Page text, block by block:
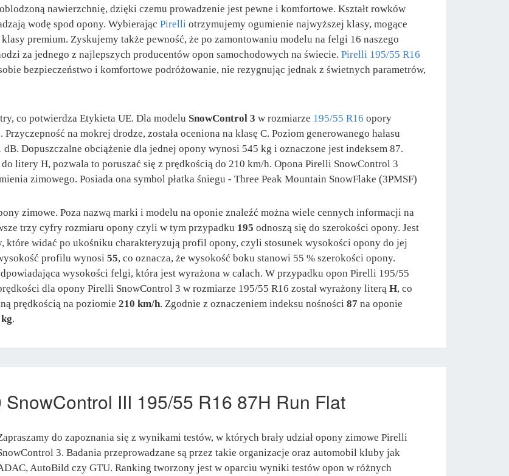
nawierzchnię, dzięki czemu prowadzenie jest pewne i komfortowe. Kształt rowków
wodę spod opony. Wybierając Pirelli otrzymujemy ogumienie najwyższej klasy, mogące
premium. Zyskujemy także pewność, że po zamontowaniu modelu na felgi 16 naszego
za jednego z najlepszych producentów opon samochodowych na świecie. Pirelli 195/55 R16
bezpieczeństwo i komfortowe podróżowanie, nie rezygnując jednak z świetnych parametrów,
co potwierdza Etykieta UE. Dla modelu SnowControl 3 w rozmiarze 195/55 R16 opory
na mokrej drodze, została oceniona na klasę C. Poziom generowanego hałasu
Dopuszczalne obciążenie dla jednej opony wynosi 545 kg i oznaczone jest indeksem 87.
litery H, pozwala to poruszać się z prędkością do 210 km/h. Opona Pirelli SnowControl 3
zimowego. Posiada ona symbol płatka śniegu - Three Peak Mountain SnowFlake (3PMSF)
zimowe. Poza nazwą marki i modelu na oponie znaleźć można wiele cennych informacji na
trzy cyfry rozmiaru opony czyli w tym przypadku 195 odnoszą się do szerokości opony. Jest
które widać po ukośniku charakteryzują profil opony, czyli stosunek wysokości opony do jej
profilu wynosi 55, co oznacza, że wysokość boku stanowi 55 % szerokości opony.
wysokości felgi, która jest wyrażona w calach. W przypadku opon Pirelli 195/55
dla opony Pirelli SnowControl 3 w rozmiarze 195/55 R16 został wyrażony literą H, co
prędkością na poziomie 210 km/h. Zgodnie z oznaczeniem indeksu nośności 87 na oponie
.
III 195/55 R16 87H Run Flat
do zapoznania się z wynikami testów, w których brały udział opony zimowe Pirelli
3. Badania przeprowadzane są przez takie organizacje oraz automobil kluby jak
AutoBild czy GTU. Ranking tworzony jest w oparciu wyniki testów opon w różnych